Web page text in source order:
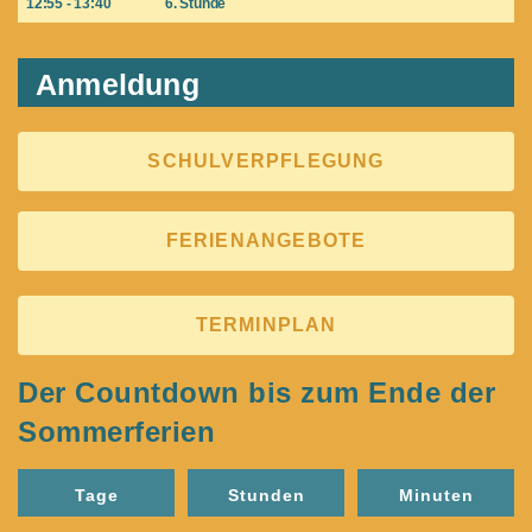
12:55 - 13:40 6. Stunde
Anmeldung
SCHULVERPFLEGUNG
FERIENANGEBOTE
TERMINPLAN
Der Countdown bis zum Ende der
Sommerferien
Tage Stunden Minuten